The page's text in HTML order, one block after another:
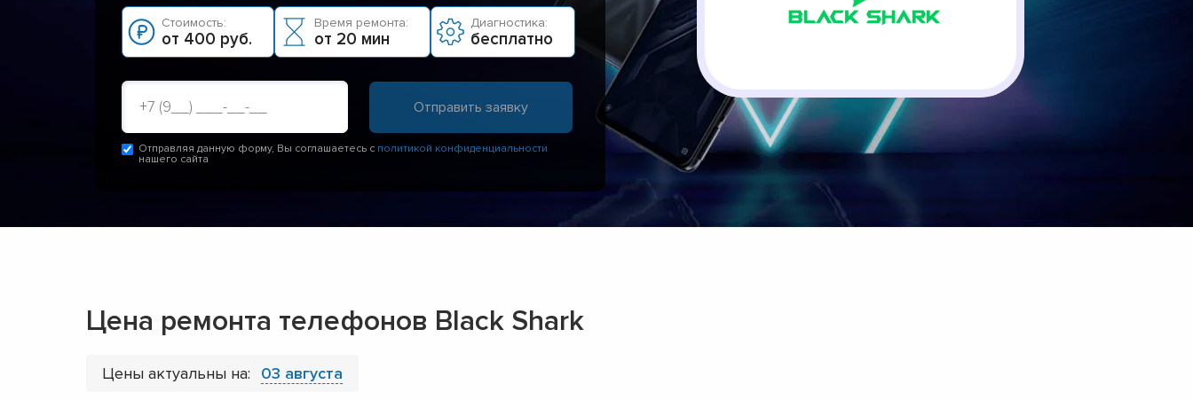
Стоимость:
от 400 руб.
Время ремонта:
от 20 мин
Диагностика:
бесплатно
Отправляя данную форму, Вы соглашаетесь с политикой конфиденциальности
нашего сайта
Цена ремонта телефонов Black Shark
Цены актуальны на: 03 августа